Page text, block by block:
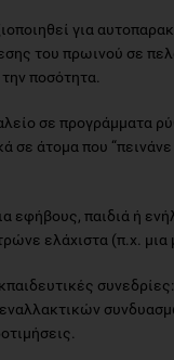
για
του πρωινού σε
ποσότητα.
σε προγράμματα
σε άτομα που
εφήβους, παιδιά ή
ελάχιστα (π.χ. μια